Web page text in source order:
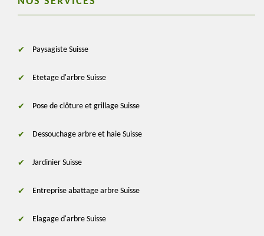
Paysagiste Suisse
Etetage d'arbre Suisse
Pose de clôture et grillage Suisse
Dessouchage arbre et haie Suisse
Jardinier Suisse
Entreprise abattage arbre Suisse
Elagage d'arbre Suisse